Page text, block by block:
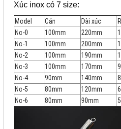
Xúc inox có 7 size:
Model Cán Dài xúc
No-0
100mm 220mm
No-1
100mm 200mm
No-2
100mm 190mm
No-3
100mm 170mm
No-4
90mm 140mm
No-5
80mm 120mm
No-6
80mm 90mm